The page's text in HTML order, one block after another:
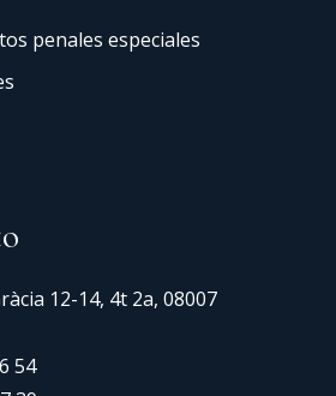
penales especiales
12-14, 4t 2a, 08007
54